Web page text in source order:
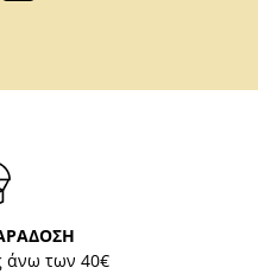
άνω των 40€